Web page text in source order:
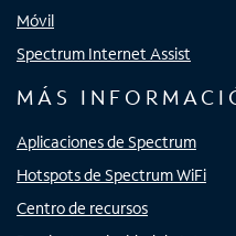
Móvil
Spectrum Internet Assist
MÁS
Aplicaciones de Spectrum
Hotspots de Spectrum WiFi
Centro de recursos